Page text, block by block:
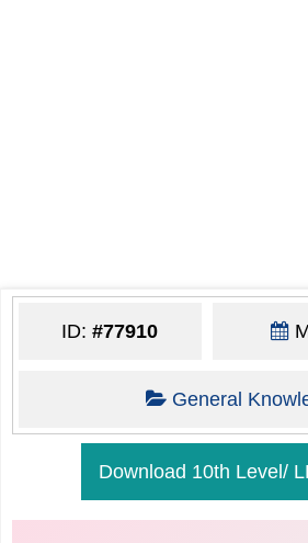
ID:#77910
General
Download 10th Level/